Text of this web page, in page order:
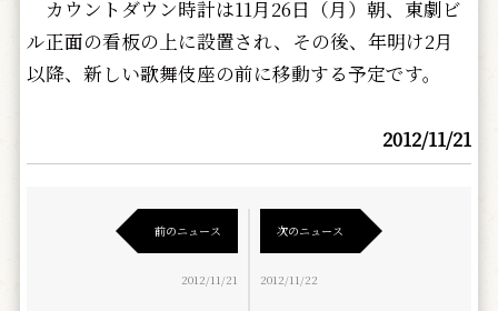
カウントダウン時計は11月26日（月）朝、東劇ビ
ル正面の看板の上に設置され、その後、年明け2月
以降、新しい歌舞伎座の前に移動する予定です。
2012/11/21
前のニュース
2012/11/21
次のニュース
2012/11/22